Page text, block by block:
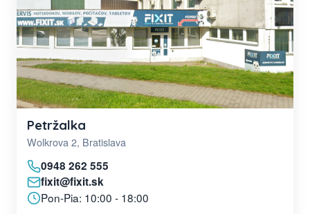
Petržalka
Wolkrova 2, Bratislava
0948 262 555
fixit@fixit.sk
Pon-Pia: 10:00 - 18:00